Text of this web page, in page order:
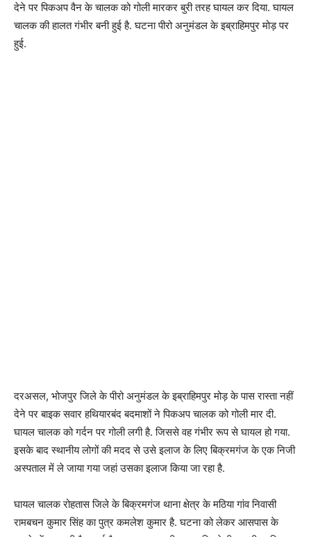
देने पर पिकअप वैन के चालक को गोली मारकर बुरी तरह घायल कर दिया. घायल
चालक की हालत गंभीर बनी हुई है. घटना पीरो अनुमंडल के इब्राहिमपुर मोड़ पर
हुई.
दरअसल, भोजपुर जिले के पीरो अनुमंडल के इब्राहिमपुर मोड़ के पास रास्ता नहीं
देने पर बाइक सवार हथियारबंद बदमाशों ने पिकअप चालक को गोली मार दी.
घायल चालक को गर्दन पर गोली लगी है. जिससे वह गंभीर रूप से घायल हो गया.
इसके बाद स्थानीय लोगों की मदद से उसे इलाज के लिए बिक्रमगंज के एक निजी
अस्पताल में ले जाया गया जहां उसका इलाज किया जा रहा है.
घायल चालक रोहतास जिले के बिक्रमगंज थाना क्षेत्र के मठिया गांव निवासी
रामबचन कुमार सिंह का पुत्र कमलेश कुमार है. घटना को लेकर आसपास के